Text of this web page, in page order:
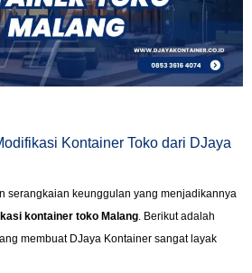
Kontainer Toko dari DJaya
serangkaian keunggulan yang menjadikannya
kontainer toko Malang. Berikut adalah
membuat DJaya Kontainer sangat layak